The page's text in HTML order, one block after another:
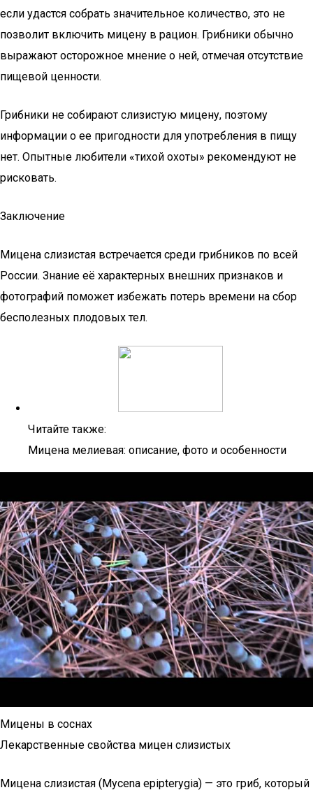
если удастся собрать значительное количество, это не
позволит включить мицену в рацион. Грибники обычно
выражают осторожное мнение о ней, отмечая отсутствие
пищевой ценности.
Грибники не собирают слизистую мицену, поэтому
информации о ее пригодности для употребления в пищу
нет. Опытные любители «тихой охоты» рекомендуют не
рисковать.
Заключение
Мицена слизистая встречается среди грибников по всей
России. Знание её характерных внешних признаков и
фотографий поможет избежать потерь времени на сбор
бесполезных плодовых тел.
Читайте также:
Мицена мелиевая: описание, фото и особенности
Мицены в соснах
Лекарственные свойства мицен слизистых
Мицена слизистая (Mycena epipterygia) — это гриб, который